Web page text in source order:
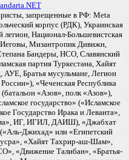
запрещенные в РФ: Meta
корпус (РДК), Украинская
Национал-Большевистская
Мизантропик Дивижн,
Бандеры, НСО, Славянский
партия Туркестана, Хайят
Братья мусульмане, Легион
«Чеченская Республика
«Азов», полк «Азов»),
государство» («Исламское
Государство Ирака и Леванта»,
ИГ, ИГИЛ, ДАИШ), «Джабхат
Джихад» или «Египетский
«Хайят Тахрир-аш-Шам»,
«Движение Талибан», «Братья-